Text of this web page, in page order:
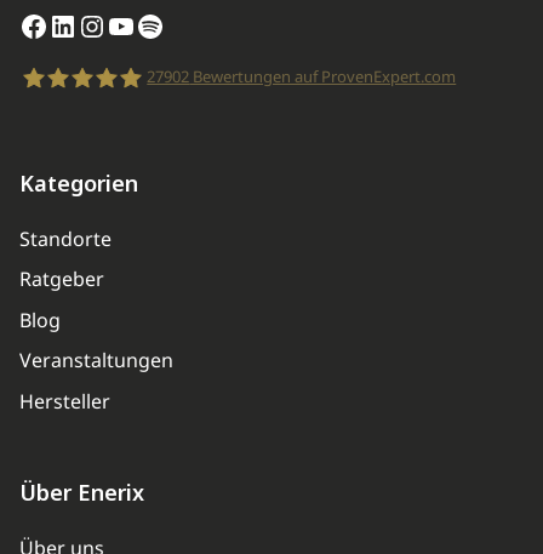
Facebook
LinkedIn
Instagram
YouTube
Spotify
27902Bewertungen auf ProvenExpert.com
Kategorien
Standorte
Ratgeber
Blog
Veranstaltungen
Hersteller
Über Enerix